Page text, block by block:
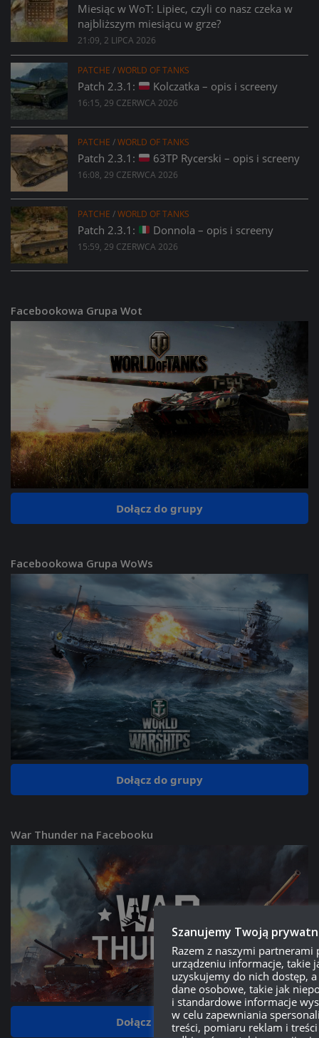
Miesiąc w WoT: Lipiec, czyli co nasz czeka w
najbliższym miesiącu w grze?
21:09, 2 LIPCA 2026
PATCHE /WORLD OF TANKS
Patch 2.3.1: Kolczatka – opis i screeny
16:15, 29 CZERWCA 2026
PATCHE /WORLD OF TANKS
Patch 2.3.1: 63TP Rycerski – opis i screeny
16:08, 29 CZERWCA 2026
PATCHE /WORLD OF TANKS
Patch 2.3.1: Donnola – opis i screeny
15:59, 29 CZERWCA 2026
Facebookowa Grupa Wot
Dołącz do grupy
Facebookowa Grupa WoWs
Dołącz do grupy
War Thunder na Facebooku
Dołącz do grupy
Szanujemy Twoją
Razem z naszymi
urządzeniu informacje, takie
uzyskujemy do nich dostęp,
dane osobowe, takie jak
i standardowe informacje
w celu zapewniania
treści, pomiaru reklam i